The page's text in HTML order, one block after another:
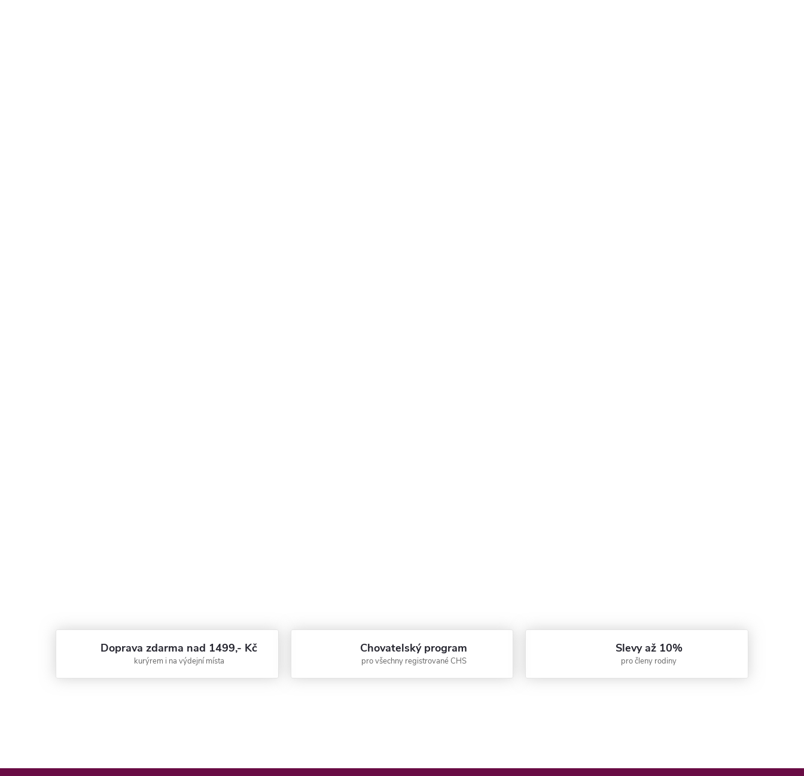
Doprava zdarma nad 1499,- Kč
kurýrem i na výdejní místa
Chovatelský program
pro všechny registrované CHS
Slevy až 10%
pro členy rodiny